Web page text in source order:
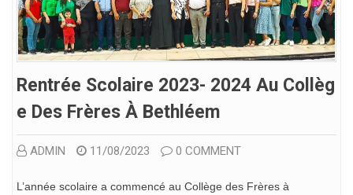
Rentrée Scolaire 2023- 2024 Au Collèg
E Des Frères À Bethléem
ADMIN 11/08/2023 0 COMMENT
L’année scolaire a commencé au Collège des Frères à